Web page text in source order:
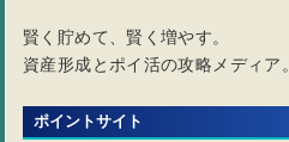
賢く貯めて、賢く増やす。
資産形成とポイ活の攻略メディア。
ポイントサイト